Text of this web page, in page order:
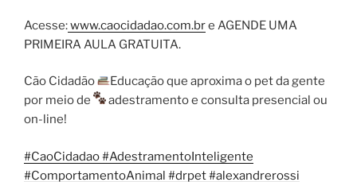
Acesse:www.caocidadao.com.bre AGENDE UMA
PRIMEIRA AULA GRATUITA.
Cão Cidadão
Educação que aproxima o pet da gente
por meio de
adestramento e consulta presencial ou
on-line!
#CaoCidadao#AdestramentoInteligente
#ComportamentoAnimal #drpet#alexandrerossi